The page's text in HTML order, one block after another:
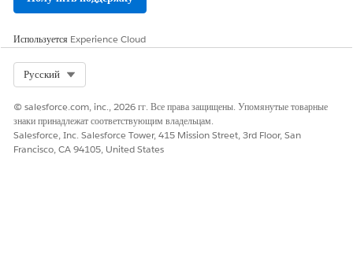
Используется Experience Cloud
Русский
© salesforce.com, inc., 2026 гг. Все права защищены. Упомянутые товарные
знаки принадлежат соответствующим владельцам.
Salesforce, Inc. Salesforce Tower, 415 Mission Street, 3rd Floor, San
Francisco, CA 94105, United States